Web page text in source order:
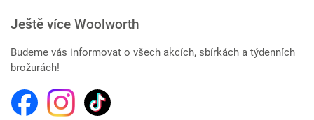
Ještě více Woolworth
Budeme vás informovat o všech akcích, sbírkách a týdenních
brožurách!